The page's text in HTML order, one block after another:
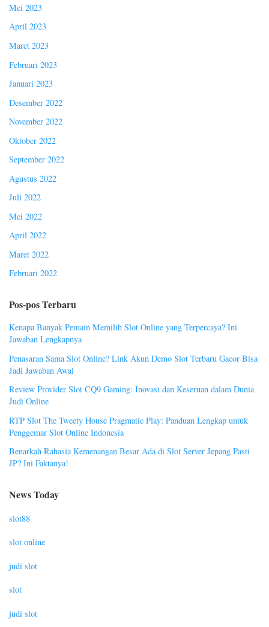
Mei 2023
April 2023
Maret 2023
Februari 2023
Januari 2023
Desember 2022
November 2022
Oktober 2022
September 2022
Agustus 2022
Juli 2022
Mei 2022
April 2022
Maret 2022
Februari 2022
Pos-pos Terbaru
Kenapa Banyak Pemain Memilih Slot Online yang Terpercaya? Ini
Jawaban Lengkapnya
Penasaran Sama Slot Online? Link Akun Demo Slot Terbaru Gacor Bisa
Jadi Jawaban Awal
Review Provider Slot CQ9 Gaming: Inovasi dan Keseruan dalam Dunia
Judi Online
RTP Slot The Tweety House Pragmatic Play: Panduan Lengkap untuk
Penggemar Slot Online Indonesia
Benarkah Rahasia Kemenangan Besar Ada di Slot Server Jepang Pasti
JP? Ini Faktanya!
News Today
slot88
slot online
judi slot
slot
judi slot